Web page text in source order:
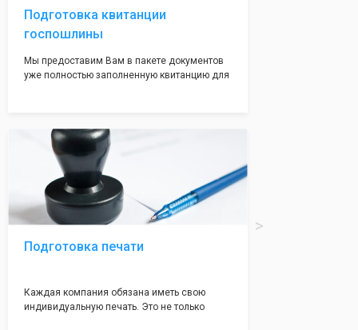
Подготовка квитанции
госпошлины
Мы предоставим Вам в пакете документов
уже полностью заполненную квитанцию для
посредственно в налоговой инспекции при
подаче документов на регистрацию.
Подготовка печати
Каждая компания обязана иметь свою
индивидуальную печать. Это не только